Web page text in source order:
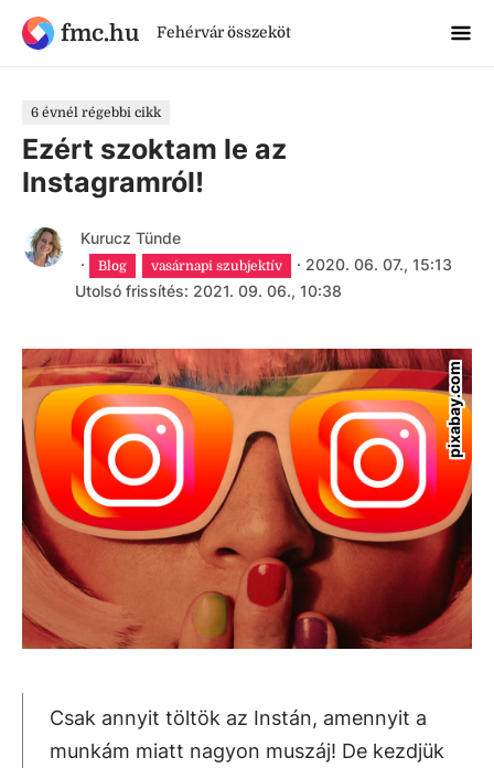
fmc.hu Fehérvár összeköt
6 évnél régebbi cikk
Ezért szoktam le az
Instagramról!
Kurucz Tünde
·
Blog vasárnapi szubjektív · 2020. 06. 07., 15:13
Utolsó frissítés: 2021. 09. 06., 10:38
pixabay.com
Csak annyit töltök az Instán, amennyit a
munkám miatt nagyon muszáj! De kezdjük